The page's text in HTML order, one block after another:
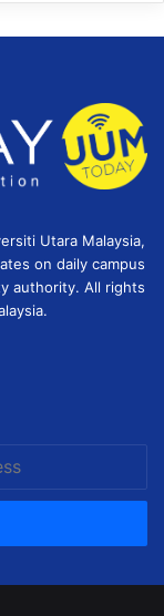
Utara Malaysia,
on daily campus
authority. All rights